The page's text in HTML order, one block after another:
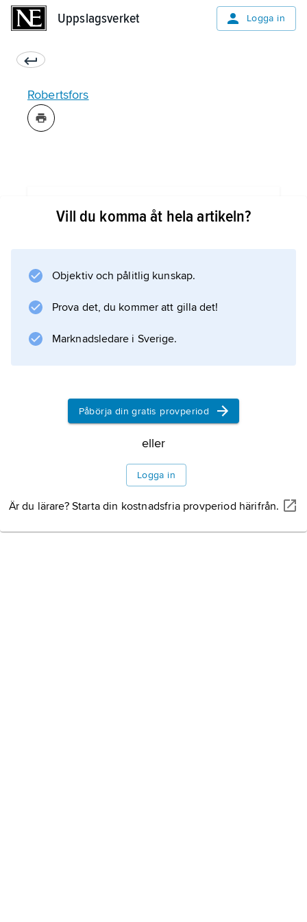
Uppslagsverket Logga in
Robertsfors
Vill du komma åt hela artikeln?
Objektiv och pålitlig kunskap.
Prova det, du kommer att gilla det!
Marknadsledare i Sverige.
Påbörja din gratis provperiod
eller
Logga in
Är du lärare? Starta din kostnadsfria provperiod härifrån.